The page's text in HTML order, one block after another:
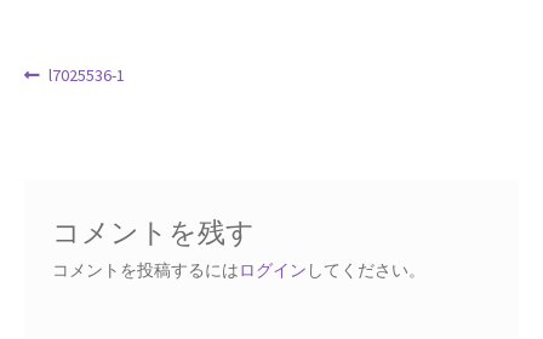
Compare
Wishlist
投 前
l7025536-1
コメントを残す
コメントを投稿するにはログイン してください。